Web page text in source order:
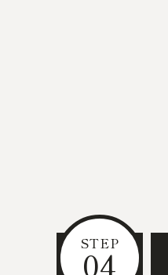
STEP
04